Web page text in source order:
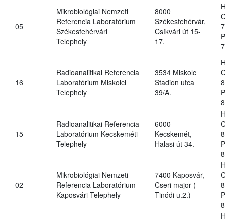
05
Mikrobiológiai Nemzeti
Referencia Laboratórium
Székesfehérvári
Telephely
8000
Székesfehérvár,
Csíkvári út 15-
17.
16
Radioanalitikai Referencia
Laboratórium Miskolci
Telephely
3534 Miskolc
Stadion utca
39/A.
15
Radioanalitikai Referencia
Laboratórium Kecskeméti
Telephely
6000
Kecskemét,
Halasi út 34.
02
Mikrobiológiai Nemzeti
Referencia Laboratórium
Kaposvári Telephely
7400 Kaposvár,
Cseri major (
Tinódi u.2.)